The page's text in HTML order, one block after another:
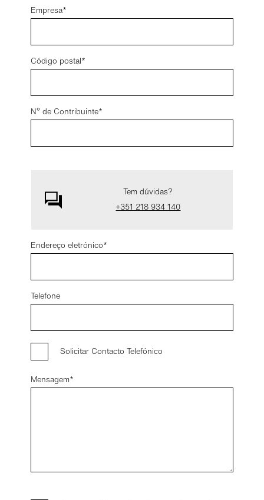
Empresa
Código postal
Nº de Contribuinte
Tem dúvidas?
+351 218 934 140
Endereço eletrónico
Telefone
Solicitar Contacto Telefónico
Mensagem